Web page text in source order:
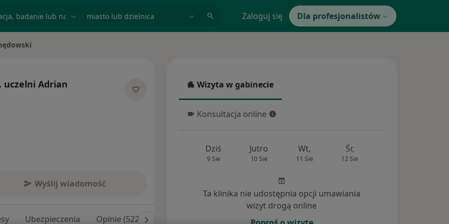
Zaloguj się Dla profesjonalistów
uczelni Adrian
Wyślij wiadomość
Ubezpieczenia Opinie (522) Odpowiedzi na pytania (1)
Wizyta w gabinecie
Wizyta w gabinecie
Konsultacja online
Konsultacja online
Dziś
9 Sie
Jutro
10 Sie
Wt,
11 Sie
Śr,
12 Sie
Ta klinika nie udostępnia opcji umawiania
wizyt drogą online